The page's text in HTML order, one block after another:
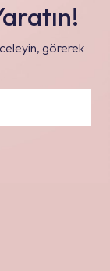
görerek